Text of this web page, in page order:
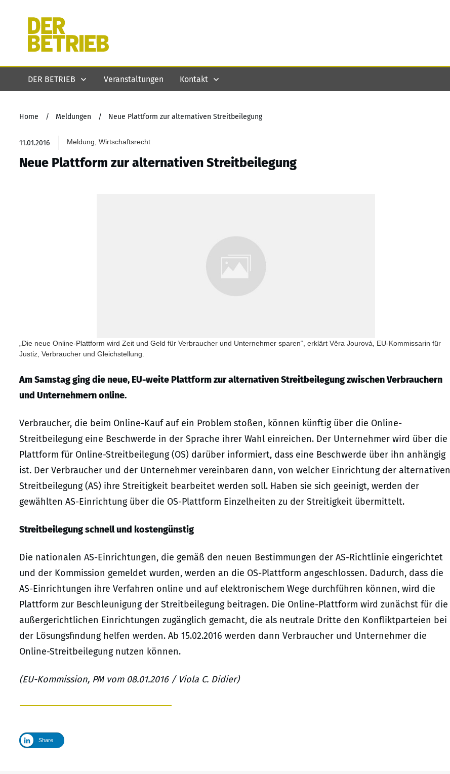
DER BETRIEB Veranstaltungen Kontakt
Home / Meldungen / Neue Plattform zur alternativen Streitbeilegung
11.01.2016 Meldung, Wirtschaftsrecht
Neue Plattform zur alternativen Streitbeilegung
„Die neue Online-Plattform wird Zeit und Geld für Verbraucher und Unternehmer sparen“, erklärt Věra Jourová, EU-Kommissarin für
Justiz, Verbraucher und Gleichstellung.
Am Samstag ging die neue, EU-weite Plattform zur alternativen Streitbeilegung zwischen Verbrauchern
und Unternehmern online.
Verbraucher, die beim Online-Kauf auf ein Problem stoßen, können künftig über die Online-
Streitbeilegung eine Beschwerde in der Sprache ihrer Wahl einreichen. Der Unternehmer wird über die
Plattform für Online-Streitbeilegung (OS) darüber informiert, dass eine Beschwerde über ihn anhängig
ist. Der Verbraucher und der Unternehmer vereinbaren dann, von welcher Einrichtung der alternativen
Streitbeilegung (AS) ihre Streitigkeit bearbeitet werden soll. Haben sie sich geeinigt, werden der
gewählten AS-Einrichtung über die OS-Plattform Einzelheiten zu der Streitigkeit übermittelt.
Streitbeilegung schnell und kostengünstig
Die nationalen AS-Einrichtungen, die gemäß den neuen Bestimmungen der AS-Richtlinie eingerichtet
und der Kommission gemeldet wurden, werden an die OS-Plattform angeschlossen. Dadurch, dass die
AS-Einrichtungen ihre Verfahren online und auf elektronischem Wege durchführen können, wird die
Plattform zur Beschleunigung der Streitbeilegung beitragen. Die Online-Plattform wird zunächst für die
außergerichtlichen Einrichtungen zugänglich gemacht, die als neutrale Dritte den Konfliktparteien bei
der Lösungsfindung helfen werden. Ab 15.02.2016 werden dann Verbraucher und Unternehmer die
Online-Streitbeilegung nutzen können.
(EU-Kommission, PM vom 08.01.2016 / Viola C. Didier)
Share